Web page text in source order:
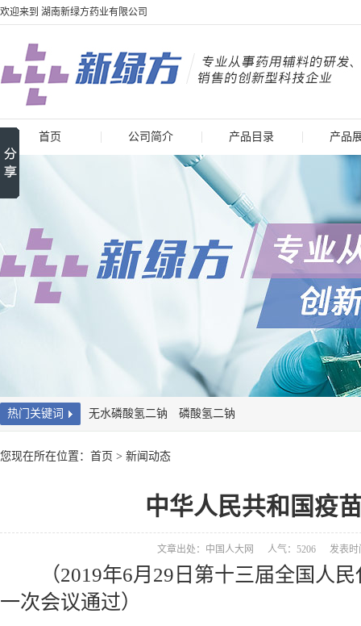
欢迎来到 湖南新绿方药业有限公司
首页 公司简介 产品目录 产品
热门关键词 无水磷酸氢二钠 磷酸氢二钠
您现在所在位置： 首页 > 新闻动态
中华人民共和国疫
文章出处：中国人大网 人气：5206 发表时
（2019年6月29日第十三届全国人民
一次会议通过）